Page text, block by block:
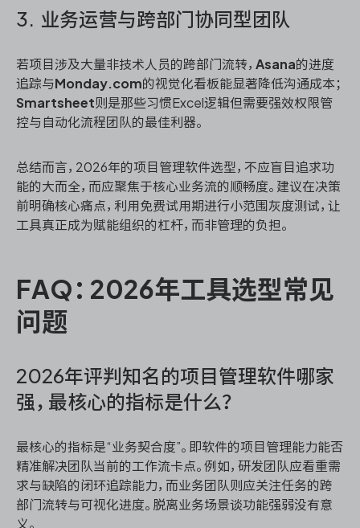
3. 业务运营与跨部门协同型团队
若项目涉及大量非技术人员的跨部门流转， Asana的进度
追踪与 Monday.com的视觉化看板能显著降低沟通成本；
Smartsheet则是那些习惯Excel逻辑但需要强效权限管
控与自动化流程团队的最佳利器。
总结而言，2026年的项目管理软件选型，不应盲目追求功
能的大而全，而应聚焦于核心业务流的顺畅度。建议在决策
前明确核心痛点，利用免费试用期进行小范围灰度测试，让
工具真正成为赋能组织的杠杆，而非管理的负担。
FAQ：2026年工具选型常见
问题
2026年评判知名的项目管理软件哪家
强，最核心的指标是什么？
最核心的指标是“业务契合度”。即软件的项目管理能力能否
精准解决团队当前的工作流卡点。例如，研发团队应看重需
求与缺陷的闭环追踪能力，而业务团队则应关注任务的跨
部门流转与可视化进度。脱离业务场景谈功能强弱没有意
义。